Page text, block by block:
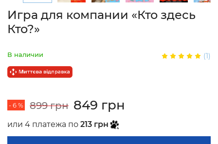
Игра для компании «Кто здесь
Кто?»
В наличии (1)
- 6 % 899 грн 849 грн
или 4 платежа по 213 грн